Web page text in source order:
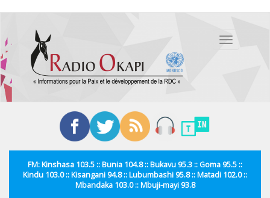
contenu
principal
Toggle
FM: Kinshasa 103.5 :: Bunia 104.8 :: Bukavu 95.3 :: Goma 95.5 ::
Kindu 103.0 :: Kisangani 94.8 :: Lubumbashi 95.8 :: Matadi 102.0 ::
Mbandaka 103.0 :: Mbuji-mayi 93.8